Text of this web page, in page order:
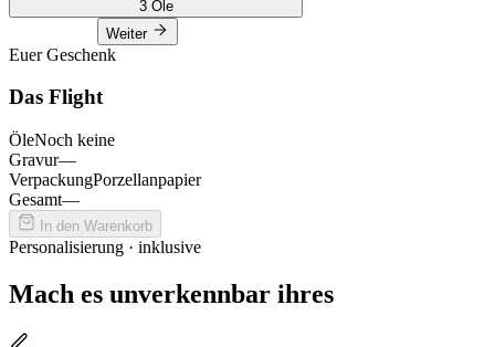
3 Öle
Weiter
Euer Geschenk
Das Flight
ÖleNoch keine
Gravur—
VerpackungPorzellanpapier
Gesamt—
In den Warenkorb
Personalisierung · inklusive
Mach es unverkennbar ihres